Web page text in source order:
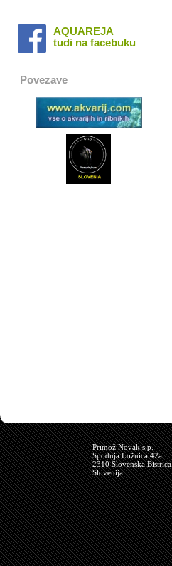
AQUAREJA
tudi na facebuku
Povezave
Primož Novak s.p.
Spodnja Ložnica 42a
2310 Slovenska Bistrica
Slovenija